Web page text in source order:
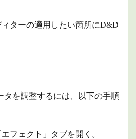
ターの適用したい箇所にD&D
タを調整するには、以下の手順
フェクト」タブを開く。